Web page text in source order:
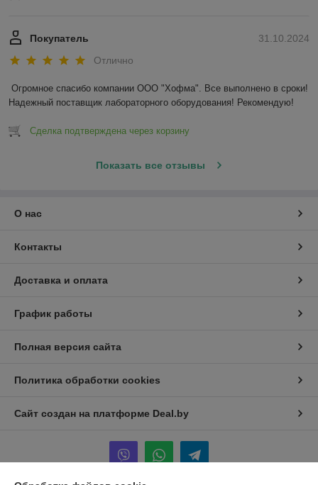
31.10.2024
Покупатель
Отлично
Огромное спасибо компании ООО "Хофма". Все выполнено в сроки!
Надежный поставщик лабораторного оборудования! Рекомендую!
Сделка подтверждена через корзину
Показать все отзывы
О нас
Контакты
Доставка и оплата
График работы
Полная версия сайта
Политика обработки cookies
Сайт создан на платформе Deal.by